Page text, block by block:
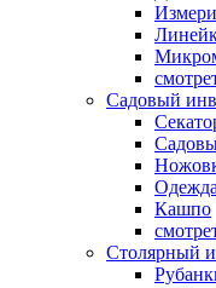
Садовый
Кашпо
Столярный